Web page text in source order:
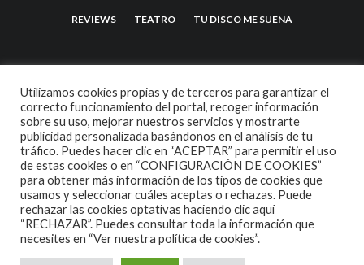
REVIEWS TEATRO TU DISCO ME SUENA
2007 COPYRIGHT -CODETIPITHEME
Utilizamos cookies propias y de terceros para garantizar el
correcto funcionamiento del portal, recoger información
sobre su uso, mejorar nuestros servicios y mostrarte
publicidad personalizada basándonos en el análisis de tu
tráfico. Puedes hacer clic en “ACEPTAR” para permitir el uso
de estas cookies o en “CONFIGURACIÓN DE COOKIES”
para obtener más información de los tipos de cookies que
usamos y seleccionar cuáles aceptas o rechazas. Puede
rechazar las cookies optativas haciendo clic aquí
“RECHAZAR”. Puedes consultar toda la información que
necesites en “Ver nuestra política de cookies”.